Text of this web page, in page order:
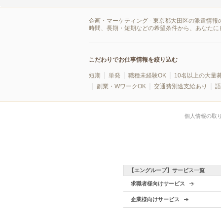
企画・マーケティング - 東京都大田区の派遣情
時間、長期・短期などの希望条件から、あなた
こだわりでお仕事情報を絞り込む
短期 単発 職種未経験OK 10名以上の大量
副業・WワークOK
交通費別途支給あり
個人情報の取
【エングループ】サービス一覧
求職者様向けサービス
企業様向けサービス